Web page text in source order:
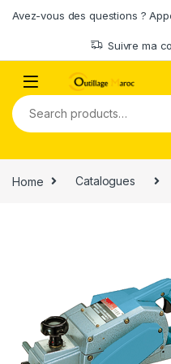
Avez-vous des questions ?
Suivre ma
Search for:
Home Catalogues